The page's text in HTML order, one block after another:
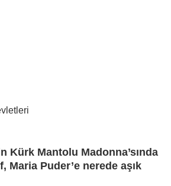
Kürk Mantolu Madonna’sında
Maria Puder’e nerede aşık